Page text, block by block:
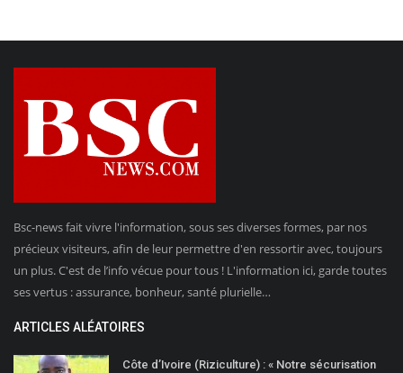
Bsc-news fait vivre l'information, sous ses diverses formes, par nos
précieux visiteurs, afin de leur permettre d'en ressortir avec, toujours
un plus. C'est de l’info vécue pour tous ! L'information ici, garde toutes
ses vertus : assurance, bonheur, santé plurielle…
ARTICLES ALÉATOIRES
Côte d’Ivoire (Riziculture) : « Notre sécurisation